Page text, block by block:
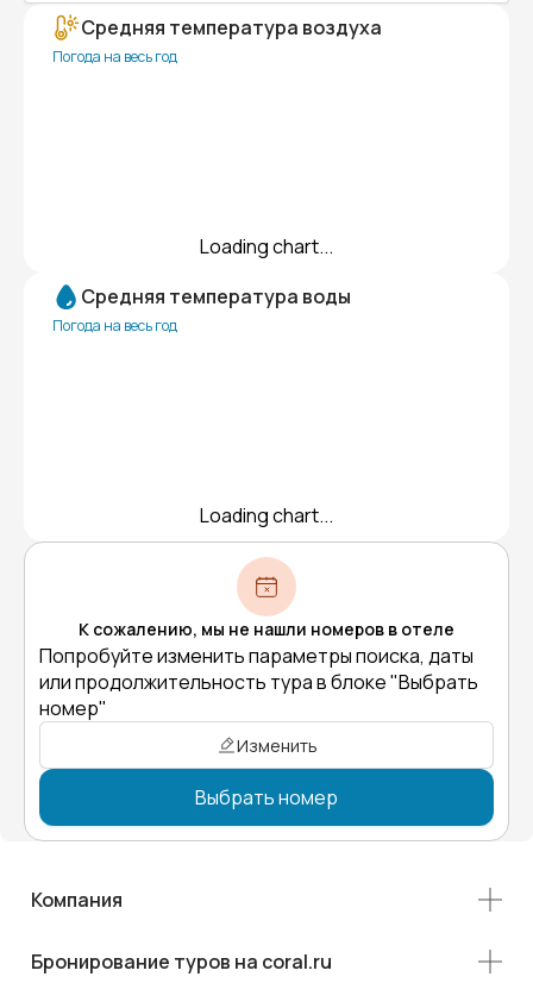
Средняя температура воздуха
Погода на весь год
Loading chart...
Средняя температура воды
Погода на весь год
Loading chart...
К сожалению, мы не нашли номеров в отеле
Попробуйте изменить параметры поиска, даты
или продолжительность тура в блоке "Выбрать
номер"
Изменить
Выбрать номер
Компания
Бронирование туров на coral.ru